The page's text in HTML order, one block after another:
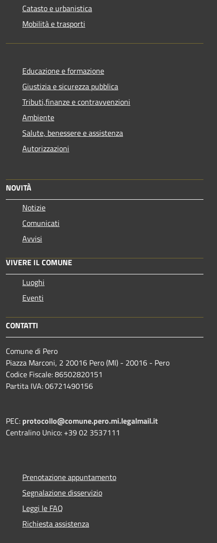
Catasto e urbanistica
Mobilità e trasporti
Educazione e formazione
Giustizia e sicurezza pubblica
Tributi,finanze e contravvenzioni
Ambiente
Salute, benessere e assistenza
Autorizzazioni
NOVITÀ
Notizie
Comunicati
Avvisi
VIVERE IL COMUNE
Luoghi
Eventi
CONTATTI
Comune di Pero
Piazza Marconi, 2 20016 Pero (MI) - 20016 - Pero
Codice Fiscale: 86502820151
Partita IVA: 06721490156
PEC: protocollo@comune.pero.mi.legalmail.it
Centralino Unico: +39 02 3537111
Prenotazione appuntamento
Segnalazione disservizio
Leggi le FAQ
Richiesta assistenza